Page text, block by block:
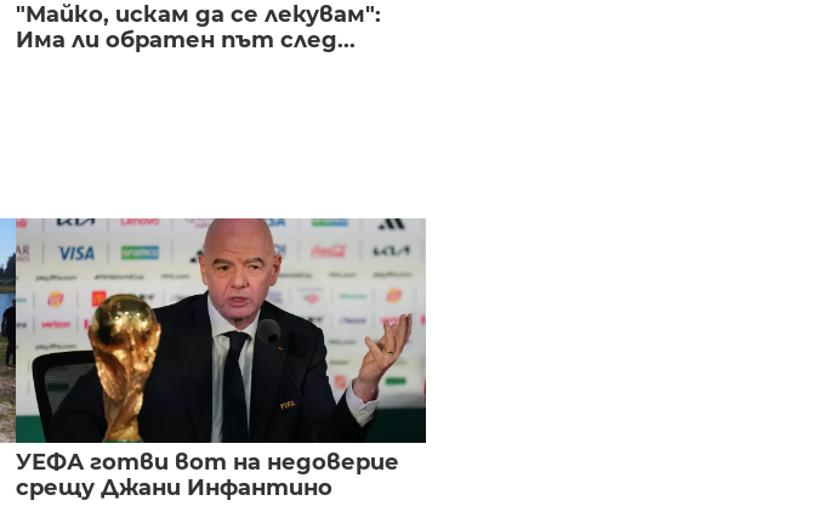
"Майко, искам да се лекувам":
Има ли обратен път след...
УЕФА готви вот на недоверие
срещу Джани Инфантино